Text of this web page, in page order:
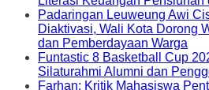
Padaringan Leuweung Awi
Diaktivasi, Wali Kota Dorong
dan Pemberdayaan Warga
Funtastic 8 Basketball Cup
Silaturahmi Alumni dan
Farhan: Kritik Mahasiswa